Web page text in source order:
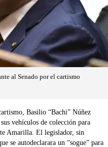
al Senado por el cartismo
Basilio “Bachi” Núñez
vehículos de colección para
Amarilla. El legislador, sin
se autodeclarara un “sogue” para